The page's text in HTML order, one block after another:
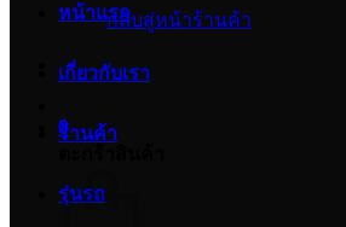
กลับสู่หน้าร้านค้า
0
หน้าแรก
เกี่ยวกับเรา
ร้านค้า
รุ่นรถ